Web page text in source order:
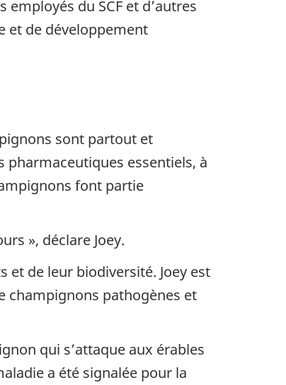
du SCF et d’autres
et de développement
sont partout et
pharmaceutiques essentiels, à
font partie
», déclare Joey.
et de leur biodiversité. Joey est
champignons pathogènes et
qui s’attaque aux érables
a été signalée pour la